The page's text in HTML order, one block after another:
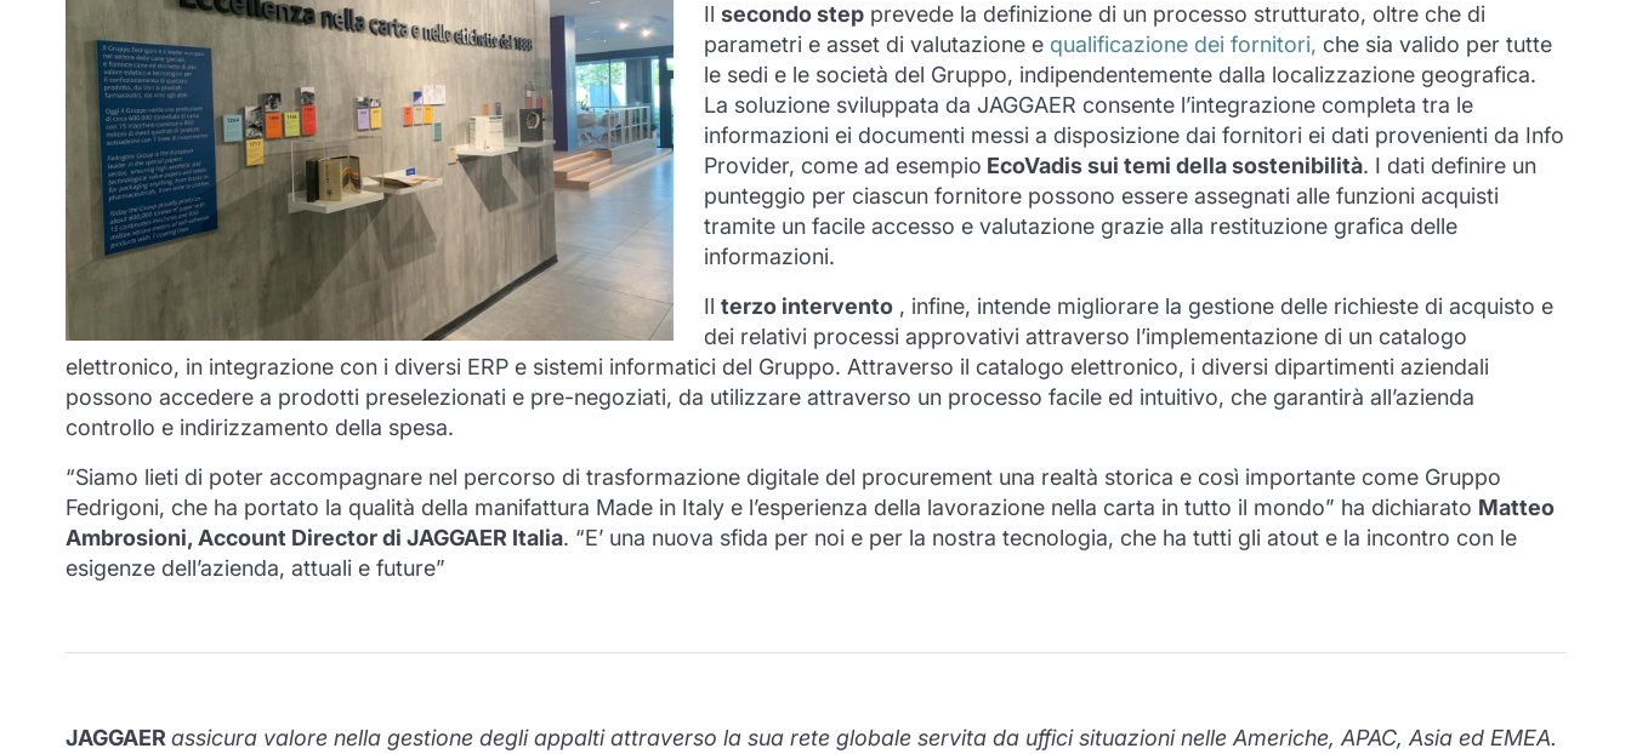
Il secondo stepprevede la definizione di un processo strutturato, oltre che di
parametri e asset di valutazione e qualificazione dei fornitori, che sia valido per tutte
le sedi e le società del Gruppo, indipendentemente dalla localizzazione geografica.
La soluzione sviluppata da JAGGAER consente l’integrazione completa tra le
informazioni ei documenti messi a disposizione dai fornitori ei dati provenienti da Info
Provider, come ad esempio EcoVadis sui temi della sostenibilità. I dati definire un
punteggio per ciascun fornitore possono essere assegnati alle funzioni acquisti
tramite un facile accesso e valutazione grazie alla restituzione grafica delle
informazioni.
Il terzo intervento, infine, intende migliorare la gestione delle richieste di acquisto e
dei relativi processi approvativi attraverso l’implementazione di un catalogo
elettronico, in integrazione con i diversi ERP e sistemi informatici del Gruppo. Attraverso il catalogo elettronico, i diversi dipartimenti aziendali
possono accedere a prodotti preselezionati e pre-negoziati, da utilizzare attraverso un processo facile ed intuitivo, che garantirà all’azienda
controllo e indirizzamento della spesa.
“Siamo lieti di poter accompagnare nel percorso di trasformazione digitale del procurement una realtà storica e così importante come Gruppo
Fedrigoni, che ha portato la qualità della manifattura Made in Italy e l’esperienza della lavorazione nella carta in tutto il mondo” ha dichiarato Matteo
Ambrosioni, Account Director di JAGGAER Italia. “E’ una nuova sfida per noi e per la nostra tecnologia, che ha tutti gli atout e la incontro con le
esigenze dell’azienda, attuali e future”
JAGGAER assicura valore nella gestione degli appalti attraverso la sua rete globale servita da uffici situazioni nelle Americhe, APAC, Asia ed EMEA.